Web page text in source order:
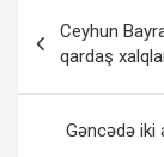
Ceyhun
qardaş
Gəncədə iki